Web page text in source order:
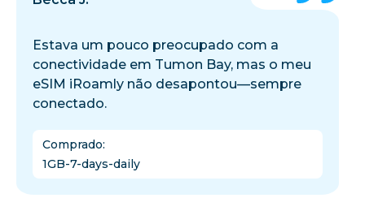
Estava um pouco preocupado com a
conectividade em Tumon Bay, mas o meu
eSIM iRoamly não desapontou—sempre
conectado.
Comprado:
1GB-7-days-daily